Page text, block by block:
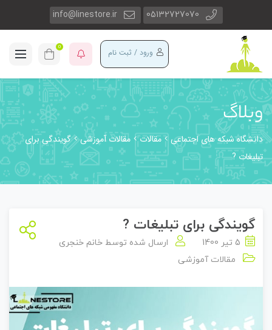
05132727070
info@linestore.ir
ورود / ثبت نام 0
وبلاگ
دانشگاه شبکه های اجتماعی مقالات مقالات آموزشی
گویندگی برای
تبلیغات ?
گویندگی برای تبلیغات ?
5 تیر 1400 ارسال شده توسط خانم خنجری
مقالات آموزشی